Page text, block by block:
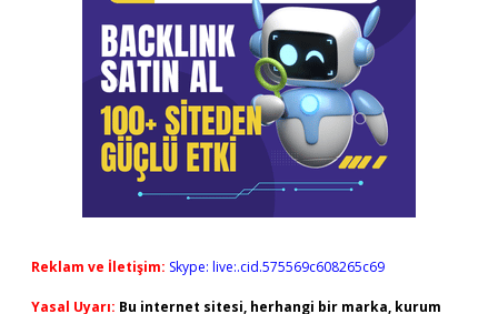
Reklam ve İletişim: Skype: live:.cid.575569c608265c69
Yasal Uyarı: Bu internet sitesi, herhangi bir marka, kurum